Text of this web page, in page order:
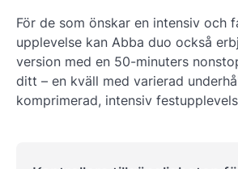
För de som önskar en intensiv och
upplevelse kan Abba duo också
version med en 50-minuters
ditt – en kväll med varierad
komprimerad, intensiv